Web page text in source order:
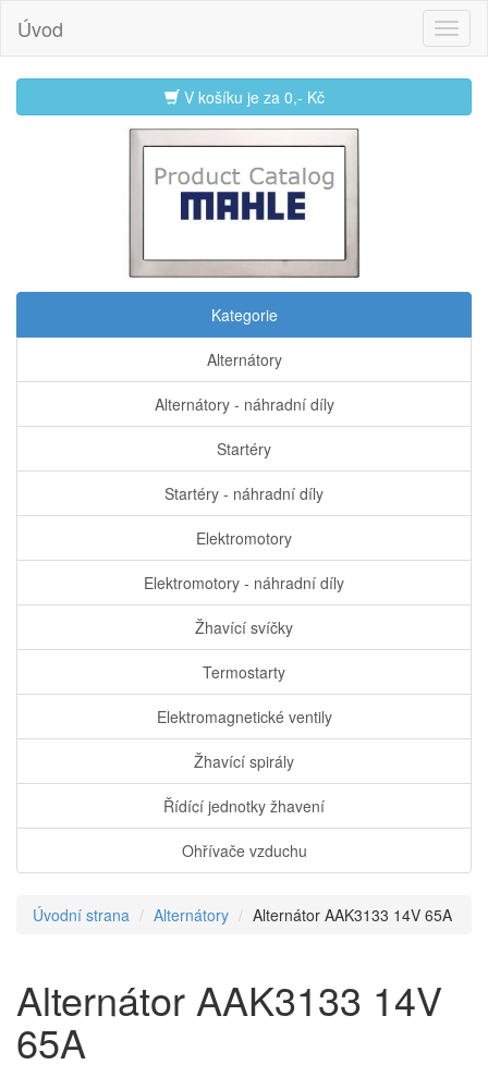
Úvod
V košíku je za 0,- Kč
Kategorie
Alternátory
Alternátory - náhradní díly
Startéry
Startéry - náhradní díly
Elektromotory
Elektromotory - náhradní díly
Žhavící svíčky
Termostarty
Elektromagnetické ventily
Žhavící spirály
Řídící jednotky žhavení
Ohřívače vzduchu
Úvodní strana Alternátory Alternátor AAK3133 14V 65A
Alternátor AAK3133 14V
65A